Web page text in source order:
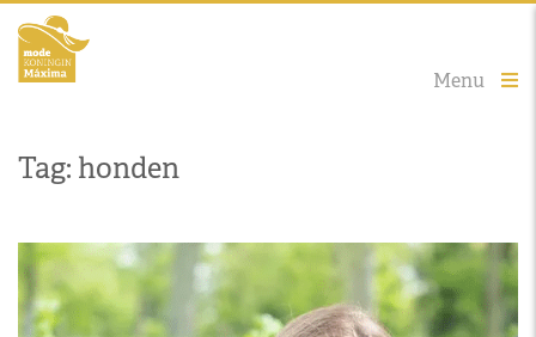
Menu
Tag: honden